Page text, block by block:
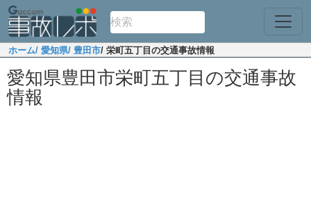
ホーム/ 愛知県/ 豊田市/ 栄町五丁目の交通事故情報
愛知県豊田市栄町五丁目の交通事故
情報